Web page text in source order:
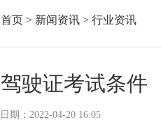
首页 > 新闻资讯 > 行业资讯
驶证考试条件
期：2022-04-20 16:05